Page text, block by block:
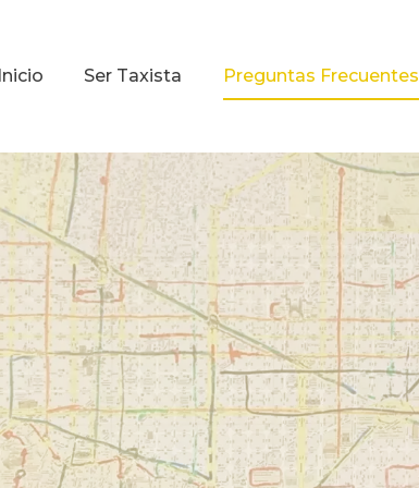
Inicio Ser Taxista Preguntas Frecuentes